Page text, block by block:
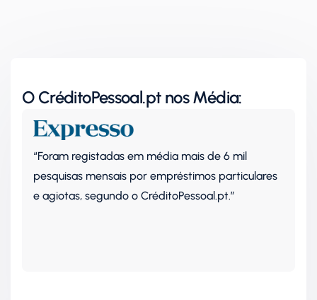
O CréditoPessoal.pt nos Média:
“Foram registadas em média mais de 6 mil
pesquisas mensais por empréstimos particulares
e agiotas, segundo o CréditoPessoal.pt.”